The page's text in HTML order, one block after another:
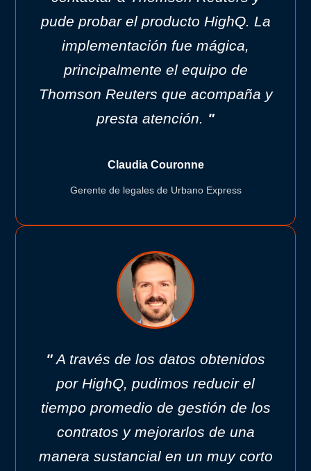
pude probar el producto HighQ. La
implementación fue mágica,
principalmente el equipo de
Thomson Reuters que acompaña y
presta atención. "
Claudia Couronne
Gerente de legales de Urbano Express
"A través de los datos obtenidos
por HighQ, pudimos reducir el
tiempo promedio de gestión de los
contratos y mejorarlos de una
manera sustancial en un muy corto